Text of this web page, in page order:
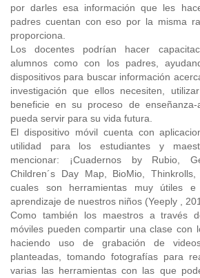
por darles esa información que les
padres cuentan con eso por la misma
proporciona.
Los docentes podrían hacer
alumnos como con los padres,
dispositivos para buscar información
investigación que ellos necesiten,
beneficie en su proceso de
pueda servir para su vida futura.
El dispositivo móvil cuenta con
utilidad para los estudiantes y
mencionar: ¡Cuadernos by Rubio,
Children´s Day Map, BioMio,
cuales son herramientas muy útiles
aprendizaje de nuestros niños (Yeeply ,
Como también los maestros a través
móviles pueden compartir una clase con
haciendo uso de grabación de
planteadas, tomando fotografías para
varias las herramientas con las que